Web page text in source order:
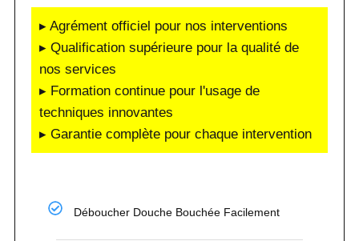
▸ Agrément officiel pour nos interventions
▸ Qualification supérieure pour la qualité de
nos services
▸ Formation continue pour l'usage de
techniques innovantes
▸ Garantie complète pour chaque intervention
Déboucher Douche Bouchée Facilement